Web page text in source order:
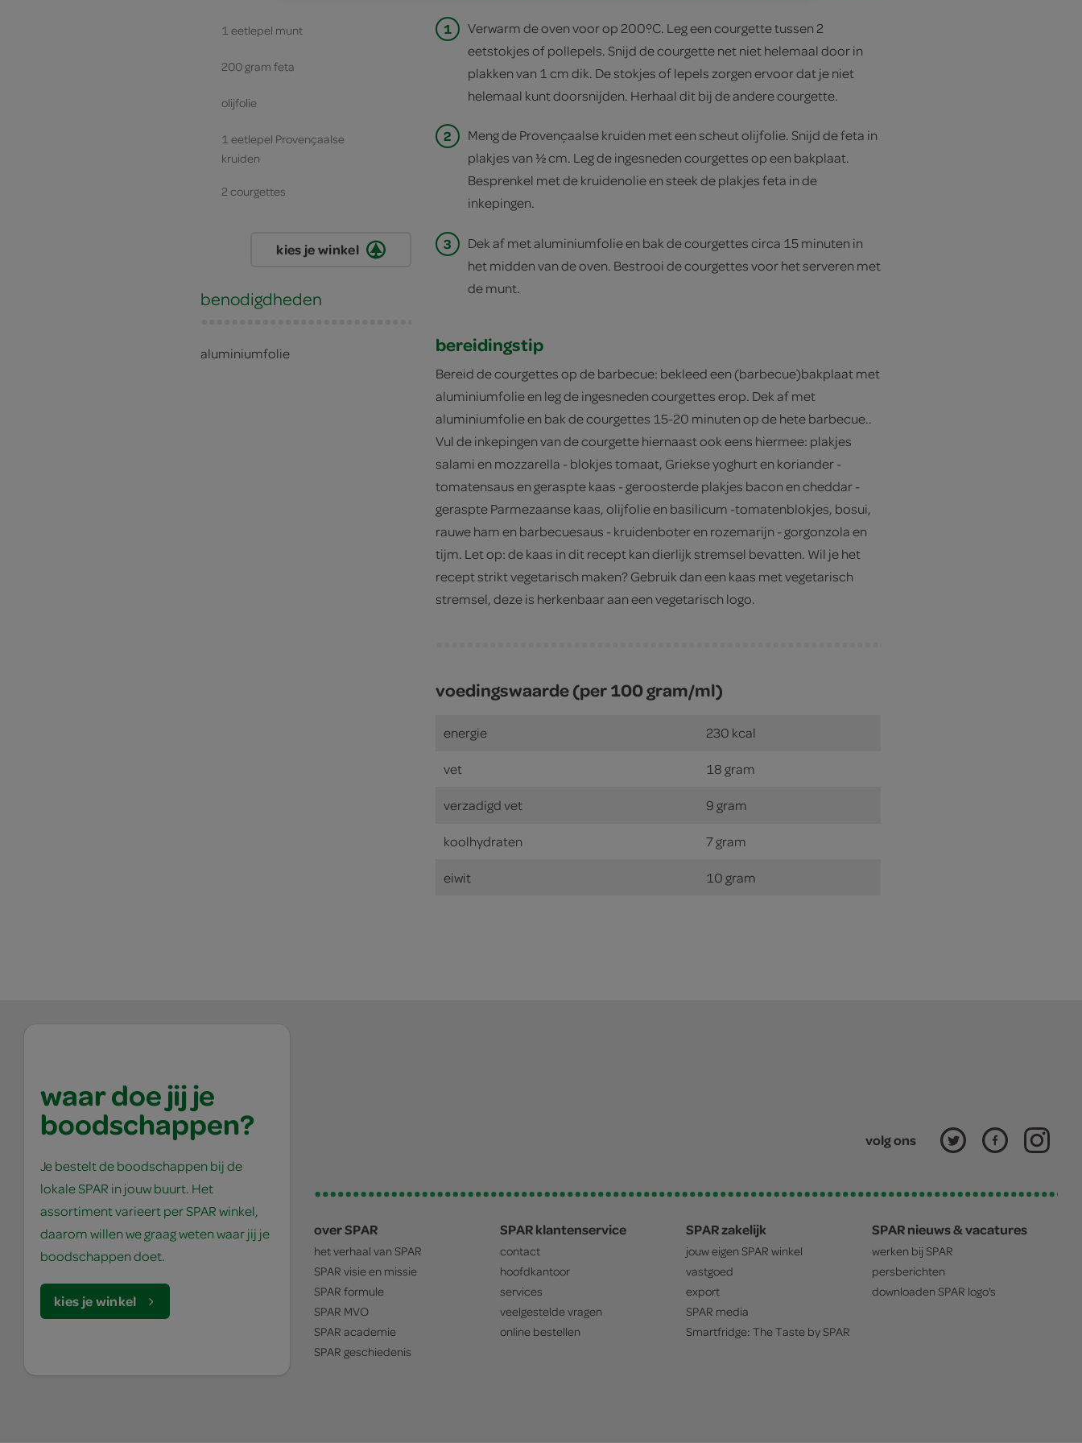
1 eetlepel munt
200 gram feta
olijfolie
1 eetlepel Provençaalse
kruiden
2 courgettes
kies je winkel
benodigdheden
aluminiumfolie
1
Verwarm de oven voor op 200ºC. Leg een courgette tussen 2
eetstokjes of pollepels. Snijd de courgette net niet helemaal door in
plakken van 1 cm dik. De stokjes of lepels zorgen ervoor dat je niet
helemaal kunt doorsnijden. Herhaal dit bij de andere courgette.
2
Meng de Provençaalse kruiden met een scheut olijfolie. Snijd de feta in
plakjes van ½ cm. Leg de ingesneden courgettes op een bakplaat.
Besprenkel met de kruidenolie en steek de plakjes feta in de
inkepingen.
3
Dek af met aluminiumfolie en bak de courgettes circa 15 minuten in
het midden van de oven. Bestrooi de courgettes voor het serveren met
de munt.
bereidingstip
Bereid de courgettes op de barbecue: bekleed een (barbecue)bakplaat met
aluminiumfolie en leg de ingesneden courgettes erop. Dek af met
aluminiumfolie en bak de courgettes 15-20 minuten op de hete barbecue..
Vul de inkepingen van de courgette hiernaast ook eens hiermee: plakjes
salami en mozzarella - blokjes tomaat, Griekse yoghurt en koriander -
tomatensaus en geraspte kaas - geroosterde plakjes bacon en cheddar -
geraspte Parmezaanse kaas, olijfolie en basilicum -tomatenblokjes, bosui,
rauwe ham en barbecuesaus - kruidenboter en rozemarijn - gorgonzola en
tijm. Let op: de kaas in dit recept kan dierlijk stremsel bevatten. Wil je het
recept strikt vegetarisch maken? Gebruik dan een kaas met vegetarisch
stremsel, deze is herkenbaar aan een vegetarisch logo.
voedingswaarde (per 100 gram/ml)
energie 230 kcal
vet 18 gram
verzadigd vet 9 gram
koolhydraten 7 gram
eiwit 10 gram
waar doe jij je
boodschappen?
Je bestelt de boodschappen bij de
lokale SPAR in jouw buurt. Het
assortiment varieert per SPAR winkel,
daarom willen we graag weten waar jij je
boodschappen doet.
kies je winkel
volg ons
over SPAR
het verhaal van SPAR
SPAR visie en missie
SPAR formule
SPAR MVO
SPAR academie
SPAR geschiedenis
SPAR klantenservice
contact
hoofdkantoor
services
veelgestelde vragen
online bestellen
SPAR zakelijk
jouw eigen SPAR winkel
vastgoed
export
SPAR media
Smartfridge: The Taste bySPAR
SPAR nieuws & vacatures
werken bij SPAR
persberichten
downloaden SPAR logo's